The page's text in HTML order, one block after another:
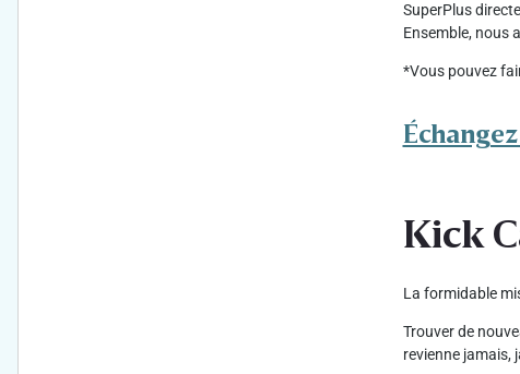
SuperPlus
Ensemble, nous
*Vous pouvez
Kick
La formidable
Trouver de
revienne jamais,